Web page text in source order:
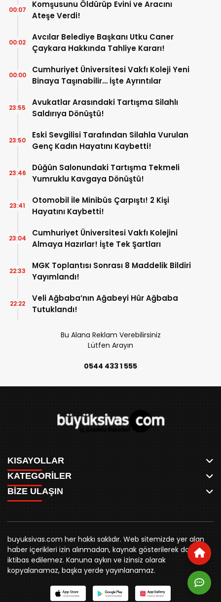
Komşusunu Öldürüp Evini ve Aracını
Ateşe Verdi!
00:07
Avcılar Belediye Başkanı Utku Caner
Çaykara Hakkında Tahliye Kararı!
00:02
Cumhuriyet Üniversitesi Vakfı Koleji Yeni
Binaya Taşınabilir… İşte Ayrıntılar
00:00
Avukatlar Arasındaki Tartışma Silahlı
Saldırıya Dönüştü!
23:55
Eski Sevgilisi Tarafından Silahla Vurulan
Genç Kadın Hayatını Kaybetti!
23:50
Düğün Salonundaki Tartışma Tekmeli
Yumruklu Kavgaya Dönüştü!
23:46
Otomobil İle Minibüs Çarpıştı! 2 Kişi
Hayatını Kaybetti!
23:41
Cumhuriyet Üniversitesi Vakfı Kolejini
Almaya Hazırlar! İşte Tek Şartları
23:04
MGK Toplantısı Sonrası 8 Maddelik Bildiri
Yayımlandı!
22:33
Veli Ağbaba’nın Ağabeyi Hür Ağbaba
Tutuklandı!
22:22
Bu Alana Reklam Verebilirsiniz
Lütfen Arayın
0544 433 1 555
KISAYOLLAR
ANASAYFA
AKSU CANLI
MEYDAN CANLI
MEDRESELER CANLI
MERAKÜM CANLI
YUKARI TEKKE CANLI
KURUMSAL KİMLİK
REKLAM FİYATLARI
BİZE ULAŞIN
KÜNYE
RESMİ İLANLAR
KATEGORİLER
WHATSAPP
SPOR
SİYASET
BELEDİYE
SİVAS VALİLİĞİ
ÜNİVERSİTE
KURUMLAR
STK
YORUM
İLÇELER
BİZE ULAŞIN
0346 221 00 60
buyuksivashaber@gmail.com
Örtülüpınar Mah. İnönü Bulvarı Özkahya Apt. Kat:3 D:7
Sivas
buyuksivas.com her hakkı saklıdır. Web sitemizde yer alan
haber içerikleri izin alınmadan, kaynak gösterilerek dahi
iktibas edilemez. Kanuna aykırı ve izinsiz olarak
kopyalanamaz, başka yerde yayınlanamaz.